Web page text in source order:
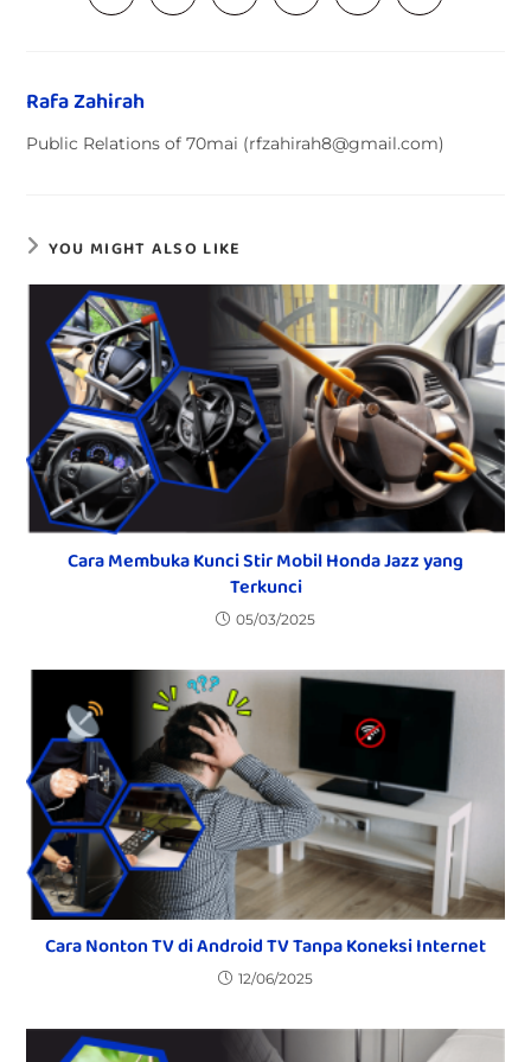
Rafa Zahirah
Public Relations of 70mai (rfzahirah8@gmail.com)
YOU MIGHT ALSO LIKE
Cara Membuka Kunci Stir Mobil Honda Jazz yang
Terkunci
05/03/2025
Cara Nonton TV di Android TV Tanpa Koneksi Internet
12/06/2025